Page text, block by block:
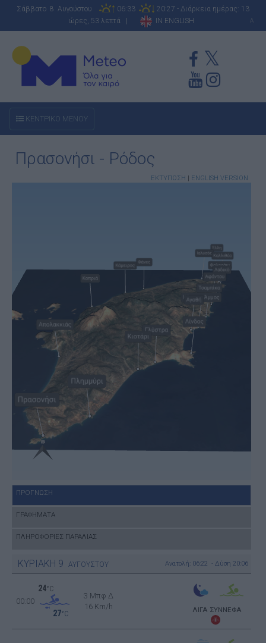
Σάββατο 8 Αυγούστου 06:33
20:27 - Διάρκεια ημέρας: 13
ώρες, 53 λεπτά |
IN ENGLISH A
ΚΕΝΤΡΙΚΟ ΜΕΝΟΥ
Πρασονήσι - Ρόδος
ΕΚΤΥΠΩΣΗ | ENGLISH VERSION
ΠΡΟΓΝΩΣΗ
ΓΡΑΦΗΜΑΤΑ
ΠΛΗΡΟΦΟΡΙΕΣ ΠΑΡΑΛΙΑΣ
ΚΥΡΙΑΚΗ 9 ΑΥΓΟΥΣΤΟΥ Ανατολή: 06:22 - Δύση 20:06
00:00
24°C
27°C
3 Μπφ Δ
16 Km/h
ΛΙΓΑ ΣΥΝΝΕΦΑ